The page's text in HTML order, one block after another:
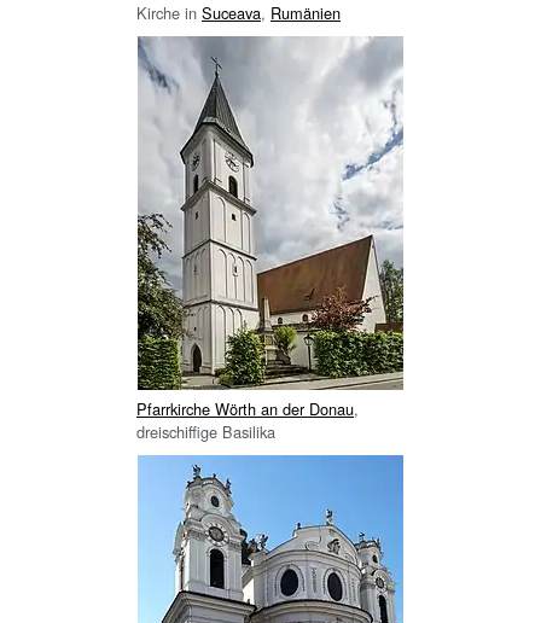
Kirche in Suceava, Rumänien
Pfarrkirche Wörth an der Donau,
dreischiffige Basilika